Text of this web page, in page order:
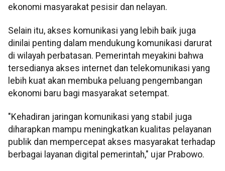
ekonomi masyarakat pesisir dan nelayan.
Selain itu, akses komunikasi yang lebih baik juga
dinilai penting dalam mendukung komunikasi darurat
di wilayah perbatasan. Pemerintah meyakini bahwa
tersedianya akses internet dan telekomunikasi yang
lebih kuat akan membuka peluang pengembangan
ekonomi baru bagi masyarakat setempat.
"Kehadiran jaringan komunikasi yang stabil juga
diharapkan mampu meningkatkan kualitas pelayanan
publik dan mempercepat akses masyarakat terhadap
berbagai layanan digital pemerintah," ujar Prabowo.